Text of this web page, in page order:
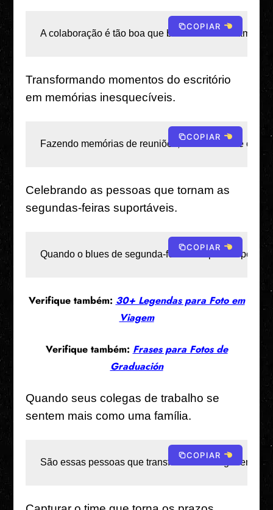
A colaboração é tão boa que basicamente estamos
COPIAR
Transformando momentos do escritório
em memórias inesquecíveis.
Fazendo memórias de reuniões, uma risada de cada
COPIAR
Celebrando as pessoas que tornam as
segundas-feiras suportáveis.
Quando o blues de segunda-feira desaparece por
COPIAR
Verifique também: 30+ Legendas para Foto em
Viagem
Verifique também: Frases para Fotos de
Graduación
Quando seus colegas de trabalho se
sentem mais como uma família.
São essas pessoas que transformam “colega” em
COPIAR